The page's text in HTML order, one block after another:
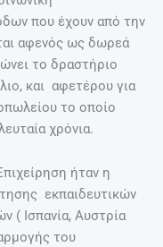
που έχουν από την
αφενός ως δωρεά
το δραστήριο
και αφετέρου για
το οποίο
χρόνια.
ήταν η
εκπαιδευτικών
( Ισπανία, Αυστρία
του